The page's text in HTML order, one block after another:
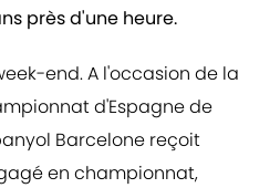
près d'une heure.
end. A l'occasion de la
d'Espagne de
Barcelone reçoit
en championnat,